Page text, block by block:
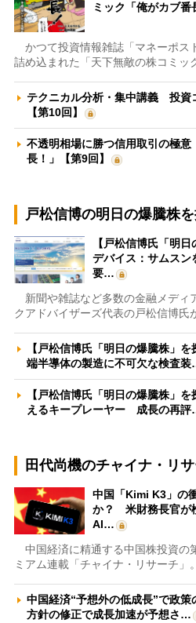
ミック「俺がカブ番
かつて投資情報雑誌「マネーポス
詰め込まれた「天下無敵の株コミッ
テクニカル分析・集中講義 投資
【第10回】
不透明相場に勝つ信用取引の極
長！」【第9回】
戸松信博の明日の爆騰株を
【戸松信博氏「明
デバイス：サムスン
要…
新聞や雑誌など多数の金融メディ
クアドバイザーズ代表の戸松信博氏
【戸松信博氏「明日の爆騰株」
端半導体の製造に不可欠な検査
【戸松信博氏「明日の爆騰株」
えるキープレーヤー 成長の再
田代尚機のチャイナ・リ
中国「Kimi K3」の
か？ 米財務長官が
AI…
中国経済に精通する中国株投資の
ミアム連載「チャイナ・リサーチ」
中国経済“予想外の低成長”で政
方針の修正で成長加速が予想さ…